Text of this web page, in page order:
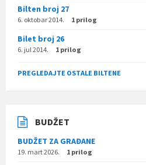
Bilten broj 27
6. oktobar 2014. 1 prilog
Bilet broj 26
6. jul 2014. 1 prilog
PREGLEDAJTE OSTALE BILTENE
BUDŽET
BUDŽET ZA GRAĐANE
19. mart 2026. 1 prilog